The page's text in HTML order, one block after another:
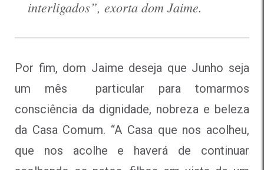
interligados”, exorta dom Jaime.
Por fim, dom Jaime deseja que Junho seja
um mês particular para tomarmos
consciência da dignidade, nobreza e beleza
da Casa Comum. “A Casa que nos acolheu,
que nos acolhe e haverá de continuar